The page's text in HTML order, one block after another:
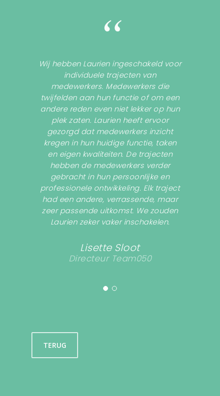
“
Wij hebben Laurien ingeschakeld voor
individuele trajecten van
medewerkers. Medewerkers die
twijfelden aan hun functie of om een
andere reden even niet lekker op hun
plek zaten. Laurien heeft ervoor
gezorgd dat medewerkers inzicht
kregen in hun huidige functie, taken
en eigen kwaliteiten. De trajecten
hebben de medewerkers verder
gebracht in hun persoonlijke en
professionele ontwikkeling. Elk traject
had een andere, verrassende, maar
zeer passende uitkomst. We zouden
Laurien zeker vaker inschakelen.
Lisette Sloot
Directeur Team050